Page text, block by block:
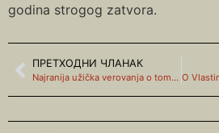
godina strogog zatvora.
ПРЕТХОДНИ ЧЛАНАК
Najranija užička verovanja o tome šta to donosi sreću